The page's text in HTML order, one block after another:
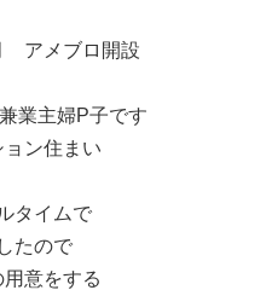
アメブロ開設
業主婦P子です
ン住まい
タイムで
たので
意をする